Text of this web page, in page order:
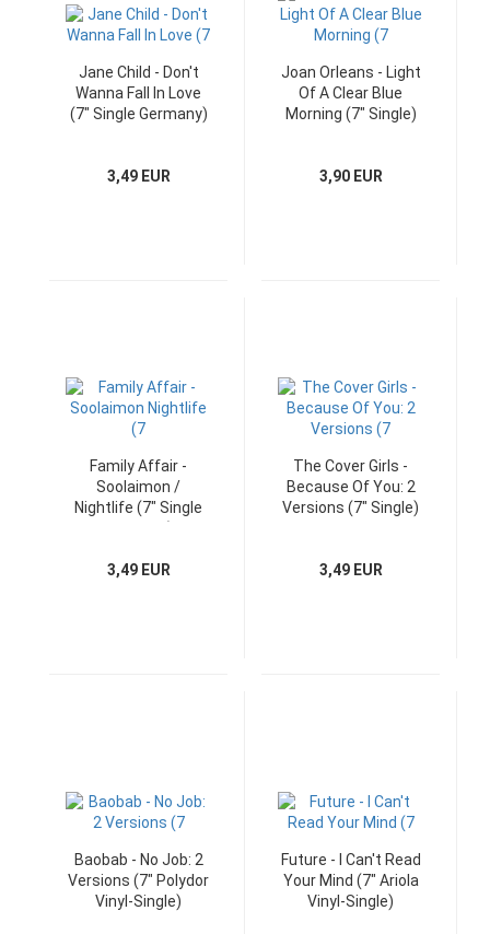
Jane Child - Don't
Wanna Fall In Love
(7" Single Germany)
3,49 EUR
Joan Orleans - Light
Of A Clear Blue
Morning (7" Single)
3,90 EUR
Family Affair -
Soolaimon /
Nightlife (7" Single
3,49 EUR
The Cover Girls -
Because Of You: 2
Versions (7" Single)
3,49 EUR
Baobab - No Job: 2
Versions (7" Polydor
Vinyl-Single)
Future - I Can't Read
Your Mind (7" Ariola
Vinyl-Single)